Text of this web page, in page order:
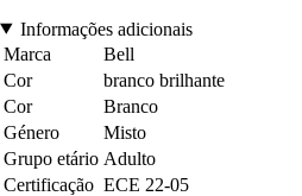
Informações adicionais
Marca
Bell
Cor
branco brilhante
Cor
Branco
Género
Misto
Grupo etário Adulto
Certificação ECE 22-05